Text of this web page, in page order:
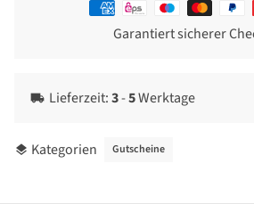
Garantiert sicherer
Zahlungsmethoden
local_shipping Lieferzeit:3-5Werktage
layers Kategorien Gutscheine